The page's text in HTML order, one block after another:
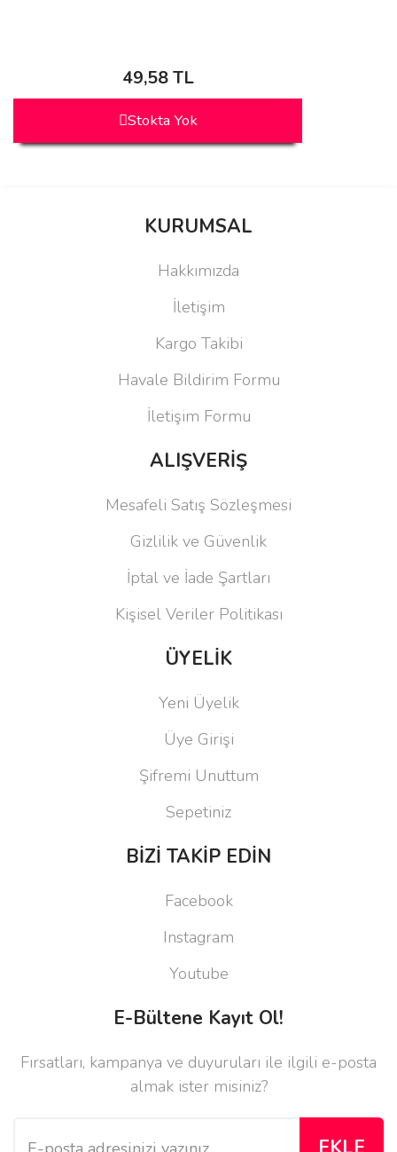
49,58 TL
Stokta Yok
KURUMSAL
Hakkımızda
İletişim
Kargo Takibi
Havale Bildirim Formu
İletişim Formu
ALIŞVERİŞ
Mesafeli Satış Sözleşmesi
Gizlilik ve Güvenlik
İptal ve İade Şartları
Kişisel Veriler Politikası
ÜYELİK
Yeni Üyelik
Üye Girişi
Şifremi Unuttum
Sepetiniz
BİZİ TAKİP EDİN
Facebook
Instagram
Youtube
E-Bültene Kayıt Ol!
Fırsatları, kampanya ve duyuruları ile ilgili e-posta
almak ister misiniz?